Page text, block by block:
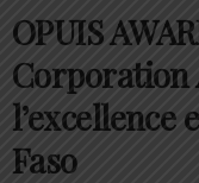
OPUIS
Corporation
l’excellence
Faso